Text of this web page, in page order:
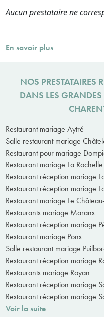
Aucun prestataire ne
En savoir plus
NOS PRESTATAIRES
DANS LES GRANDES
Restaurant mariage Aytré
Salle restaurant mariage
Restaurant pour mariage
Restaurant mariage La Rochelle
Restaurant réception mariage
Restaurant réception mariage
Restaurant mariage Le
Restaurants mariage Marans
Restaurant réception mariage
Restaurant mariage Pons
Salle restaurant mariage
Restaurant réception mariage
Restaurants mariage Royan
Restaurant réception mariage
Restaurant réception mariage
Voir la suite